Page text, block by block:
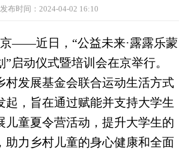
发布时间：2024-04-02 16:10
近日，“公益未来·露露乐蒙
启动仪式暨培训会在京举行。
村发展基金会联合运动生活方式
起，旨在通过赋能并支持大学生
儿童夏令营活动，提升大学生的
助力乡村儿童的身心健康和全面